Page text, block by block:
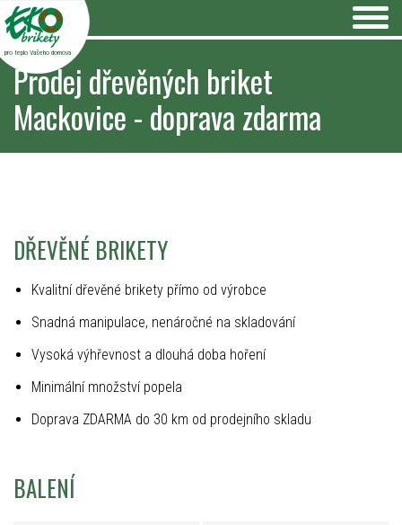
pro teplo Vašeho domova
Prodej dřevěných briket
Mackovice - doprava zdarma
DŘEVĚNÉ BRIKETY
Kvalitní dřevěné brikety přímo od výrobce
Snadná manipulace, nenáročné na skladování
Vysoká výhřevnost a dlouhá doba hoření
Minimální množství popela
Doprava ZDARMA do 30 km od prodejního skladu
BALENÍ